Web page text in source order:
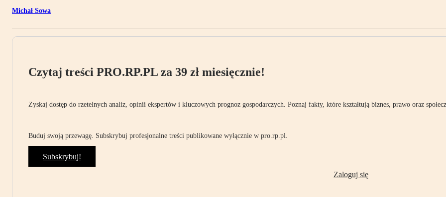
Michał Sowa
Czytaj treści PRO.RP.PL za 39 zł miesięcznie!
Zyskaj dostęp do rzetelnych analiz, opinii ekspertów i kluczowych prognoz gospodarczych. Poznaj fakty, które kształtują biznes, prawo oraz
Buduj swoją przewagę. Subskrybuj profesjonalne treści publikowane wyłącznie w pro.rp.pl.
Subskrybuj!
Zaloguj się